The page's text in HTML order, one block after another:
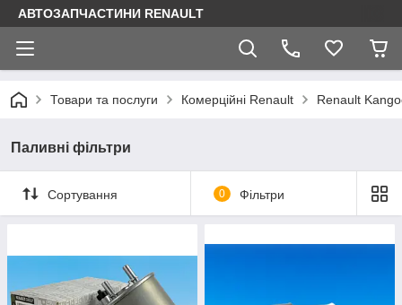
АВТОЗАПЧАСТИНИ RENAULT
Товари та послуги Комерційні Renault Renault
Паливні фільтри
Сортування 0 Фільтри